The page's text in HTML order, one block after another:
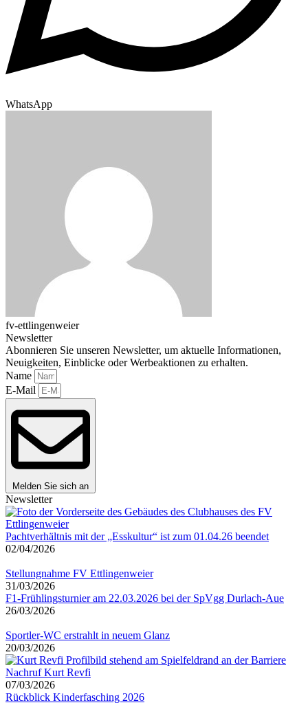
WhatsApp
fv-ettlingenweier
Newsletter
Abonnieren Sie unseren Newsletter, um aktuelle Informationen,
Neuigkeiten, Einblicke oder Werbeaktionen zu erhalten.
Name
E-Mail
Melden Sie sich an
Newsletter
Pachtverhältnis mit der „Esskultur“ ist zum 01.04.26 beendet
02/04/2026
Stellungnahme FV Ettlingenweier
31/03/2026
F1-Frühlingsturnier am 22.03.2026 bei der SpVgg Durlach-Aue
26/03/2026
Sportler-WC erstrahlt in neuem Glanz
20/03/2026
Nachruf Kurt Revfi
07/03/2026
Rückblick Kinderfasching 2026